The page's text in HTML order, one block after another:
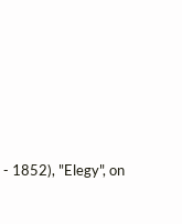
1852), "Elegy", on